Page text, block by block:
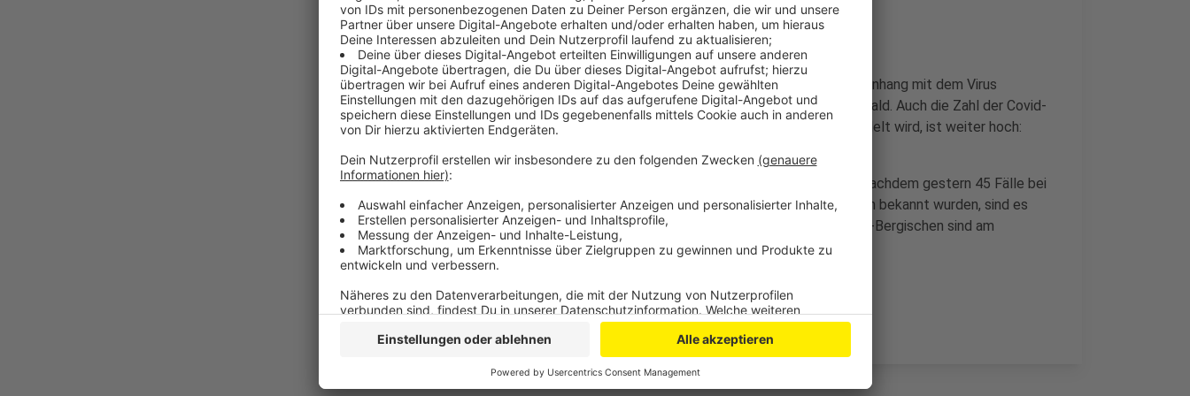
Anzeige
Seit Montag sind in Oberberg damit sechs Personen im Zusammenhang mit dem Virus
gestorben – der aktuellste Fall ist ein 70-jähriger aus Radevormwald. Auch die Zahl der Covid-
Patienten, die stationär in den bergischen Krankenhäusern behandelt wird, ist weiter hoch:
Auch die Lage in einigen Senioreneinrichtungen ist weiter ernst: Nachdem gestern 45 Fälle bei
Bewohnern und Personal im Pilgerheim Weltersbach in Leichlingen bekannt wurden, sind es
heute neun im Haus Regenbogen in Wermelskirchen. Im Rheinisch-Bergischen sind am
Donnerstag insgesamt 72 neue Corona-Fälle gemeldet worden.